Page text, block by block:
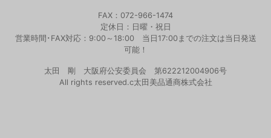
FAX：072-966-1474
定休日：日曜・祝日
営業時間･FAX対応：9:00～18:00 当日17:00までの注文は当日発送
可能！
太田 剛 大阪府公安委員会 第622212004906号
All rights reserved.c太田美品通商株式会社